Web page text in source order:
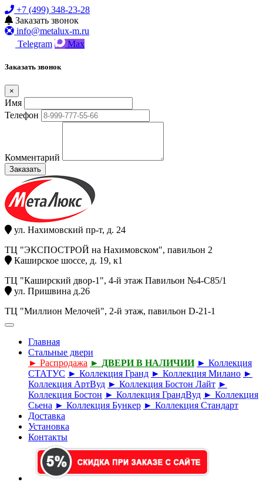
+7 (499) 348-23-28
Заказать звонок
info@metalux-m.ru
Telegram
Max
Заказать звонок
×
Имя
Телефон
Комментарий
Заказать
ул. Нахимовский пр-т, д. 24
ТЦ "ЭКСПОСТРОЙ на Нахимовском", павильон 2
Каширское шоссе, д. 19, к1
ТЦ "Каширский двор-1", 4-й этаж Павильон №4-С85/1
ул. Пришвина д.26
ТЦ "Миллион Мелочей", 2-й этаж, павильон D-21-1
Главная
Стальные двери
► Распродажа ► ДВЕРИ В НАЛИЧИИ ► Коллекция
СТАТУС ► Коллекция Гранд ► Коллекция Милано ►
Коллекция АртВуд ► Коллекция Бостон Лайт ►
Коллекция Бостон ► Коллекция ГрандВуд ► Коллекция
Сьена ► Коллекция Бункер ► Коллекция Стандарт
Доставка
Установка
Контакты